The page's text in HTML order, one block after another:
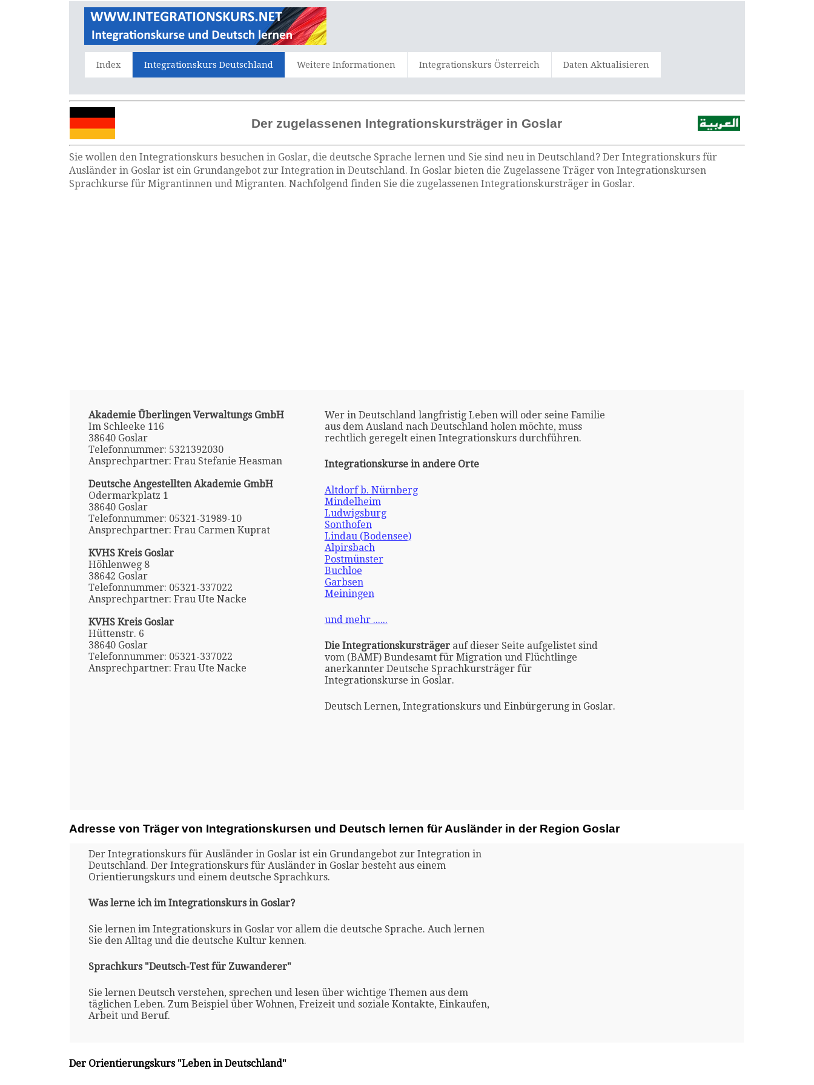
Index Integrationskurs Deutschland Weitere Informationen Integrationskurs Österreich Daten Aktualisieren
Der zugelassenen Integrationskursträger in Goslar
Sie wollen den Integrationskurs besuchen in Goslar, die deutsche Sprache lernen und Sie sind neu in Deutschland? Der Integrationskurs für
Ausländer in Goslar ist ein Grundangebot zur Integration in Deutschland. In Goslar bieten die Zugelassene Träger von Integrationskursen
Sprachkurse für Migrantinnen und Migranten. Nachfolgend finden Sie die zugelassenen Integrationskursträger in Goslar.
Akademie Überlingen Verwaltungs GmbH
Im Schleeke 116
38640 Goslar
Telefonnummer: 5321392030
Ansprechpartner: Frau Stefanie Heasman
Deutsche Angestellten Akademie GmbH
Odermarkplatz 1
38640 Goslar
Telefonnummer: 05321-31989-10
Ansprechpartner: Frau Carmen Kuprat
KVHS Kreis Goslar
Höhlenweg 8
38642 Goslar
Telefonnummer: 05321-337022
Ansprechpartner: Frau Ute Nacke
KVHS Kreis Goslar
Hüttenstr. 6
38640 Goslar
Telefonnummer: 05321-337022
Ansprechpartner: Frau Ute Nacke
Wer in Deutschland langfristig Leben will oder seine Familie
aus dem Ausland nach Deutschland holen möchte, muss
rechtlich geregelt einen Integrationskurs durchführen.
Integrationskurse in andere Orte
Altdorf b. Nürnberg
Mindelheim
Ludwigsburg
Sonthofen
Lindau (Bodensee)
Alpirsbach
Postmünster
Buchloe
Garbsen
Meiningen
und mehr ......
Die Integrationskursträgerauf dieser Seite aufgelistet sind
vom (BAMF) Bundesamt für Migration und Flüchtlinge
anerkannter Deutsche Sprachkursträger für
Integrationskurse in Goslar.
Deutsch Lernen, Integrationskurs und Einbürgerung in Goslar.
Adresse von Träger von Integrationskursen und Deutsch lernen für Ausländer in der Region Goslar
Der Integrationskurs für Ausländer in Goslar ist ein Grundangebot zur Integration in
Deutschland. Der Integrationskurs für Ausländer in Goslar besteht aus einem
Orientierungskurs und einem deutsche Sprachkurs.
Was lerne ich im Integrationskurs in Goslar?
Sie lernen im Integrationskurs in Goslar vor allem die deutsche Sprache. Auch lernen
Sie den Alltag und die deutsche Kultur kennen.
Sprachkurs "Deutsch-Test für Zuwanderer"
Sie lernen Deutsch verstehen, sprechen und lesen über wichtige Themen aus dem
täglichen Leben. Zum Beispiel über Wohnen, Freizeit und soziale Kontakte, Einkaufen,
Arbeit und Beruf.
Der Orientierungskurs "Leben in Deutschland"